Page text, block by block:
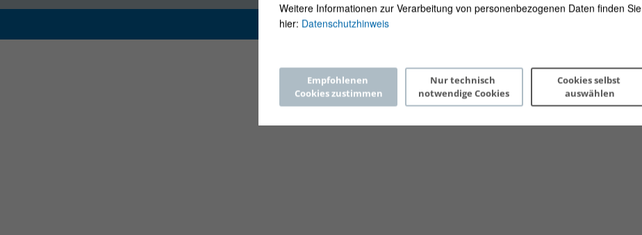
Weitere Informationen zur Verarbeitung von personenbezogenen Daten finden Sie
hier: Datenschutzhinweis
Empfohlenen
Cookies zustimmen
Nur technisch
notwendige Cookies
Cookies selbst
auswählen